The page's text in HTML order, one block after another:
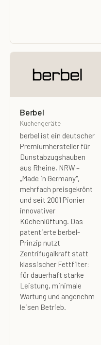
Berbel
Küchengeräte
berbel ist ein deutscher
Premiumhersteller für
Dunstabzugshauben
aus Rheine, NRW –
„Made in Germany",
mehrfach preisgekrönt
und seit 2001 Pionier
innovativer
Küchenlüftung. Das
patentierte berbel-
Prinzip nutzt
Zentrifugalkraft statt
klassischer Fettfilter:
für dauerhaft starke
Leistung, minimale
Wartung und angenehm
leisen Betrieb.